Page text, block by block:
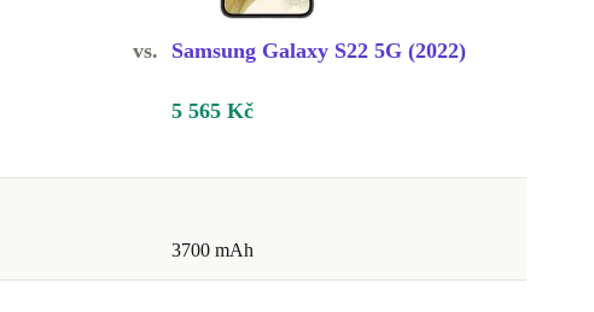
vs. Samsung Galaxy S22 5G (2022)
5 565 Kč
3700 mAh